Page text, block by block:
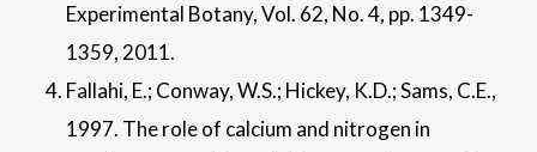
Experimental Botany, Vol. 62, No. 4, pp. 1349-
1359, 2011.
Fallahi, E.; Conway, W.S.; Hickey, K.D.; Sams, C.E.,
1997. The role of calcium and nitrogen in